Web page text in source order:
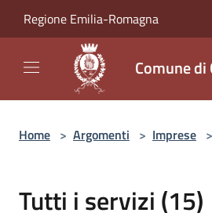
Regione Emilia-Romagna
Comune
Home > Argomenti > Imprese >
Tutti i servizi (15)